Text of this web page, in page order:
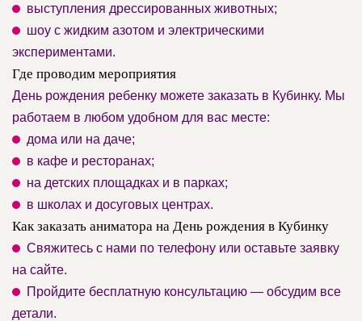
выступления дрессированных животных;
шоу с жидким азотом и электрическими
экспериментами.
Где проводим мероприятия
День рождения ребенку можете заказать в Кубинку. Мы
работаем в любом удобном для вас месте:
дома или на даче;
в кафе и ресторанах;
на детских площадках и в парках;
в школах и досуговых центрах.
Как заказать аниматора на День рождения в Кубинку
Свяжитесь с нами по телефону или оставьте заявку
на сайте.
Пройдите бесплатную консультацию — обсудим все
детали.